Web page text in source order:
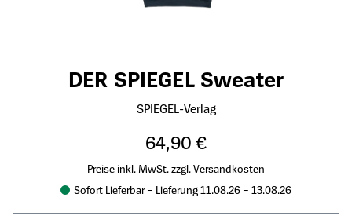
DER SPIEGEL Sweater
SPIEGEL-Verlag
64,90 €
Preise inkl. MwSt. zzgl. Versandkosten
Sofort Lieferbar – Lieferung 11.08.26 – 13.08.26